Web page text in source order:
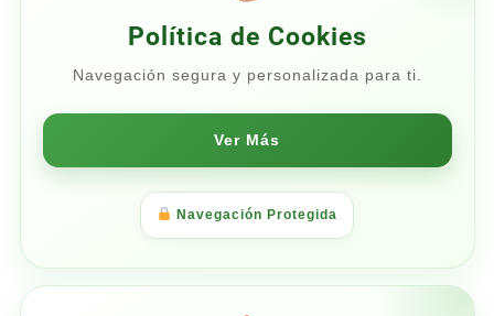
Política de Cookies
Navegación segura y personalizada para ti.
Ver Más
Navegación Protegida